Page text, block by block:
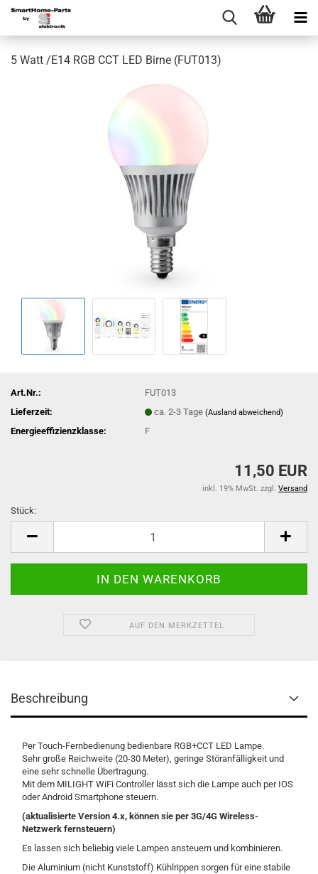
5 Watt /E14 RGB CCT LED Birne (FUT013)
Art.Nr.:
FUT013
Lieferzeit:
ca. 2-3 Tage(Ausland abweichend)
Energieeffizienzklasse: F
11,50 EUR
inkl. 19% MwSt. zzgl. Versand
Stück:
AUF DEN MERKZETTEL
Beschreibung
Per Touch-Fernbedienung bedienbare RGB+CCT LED Lampe.
Sehr große Reichweite (20-30 Meter), geringe Störanfälligkeit und
eine sehr schnelle Übertragung.
Mit dem MILIGHT WiFi Controller lässt sich die Lampe auch per IOS
oder Android Smartphone steuern.
(aktualisierte Version 4.x, können sie per 3G/4G Wireless-
Netzwerk fernsteuern)
Es lassen sich beliebig viele Lampen ansteuern und kombinieren.
Die Aluminium (nicht Kunststoff) Kühlrippen sorgen für eine stabile